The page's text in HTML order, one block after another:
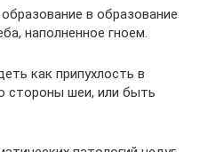
в образование
наполненное гноем.
как припухлость в
стороны шеи, или быть